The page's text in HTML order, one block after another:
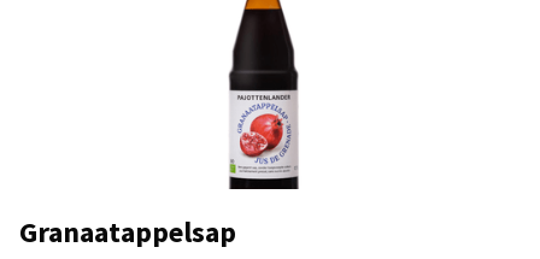
Granaatappelsap